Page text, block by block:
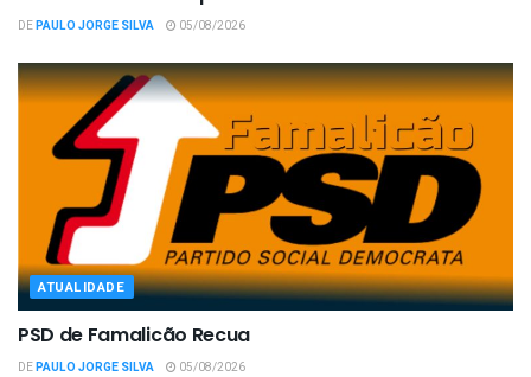
DEPAULO JORGE SILVA 05/08/2026
ATUALIDADE
PSD de Famalicão Recua
DEPAULO JORGE SILVA 05/08/2026